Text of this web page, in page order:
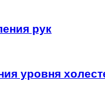
рук
уровня